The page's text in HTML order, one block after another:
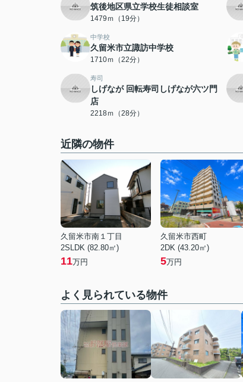
筑後地区県立学校生徒相談室
1479ｍ（19分）
中学校
久留米市立諏訪中学校
1710ｍ（22分）
寿司
しげなが 回転寿司しげなが六ツ門
店
2218ｍ（28分）
近隣の物件
久留米市南１丁目
2SLDK (82.80㎡)
11万円
久留米市西町
2DK (43.20㎡)
5万円
よく見られている物件